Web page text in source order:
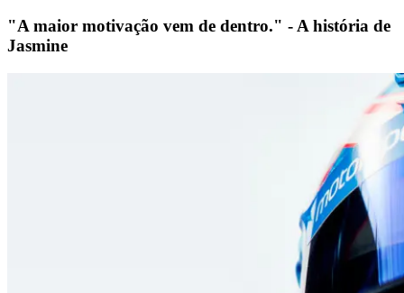
"A maior motivação vem de dentro." - A história de
Jasmine